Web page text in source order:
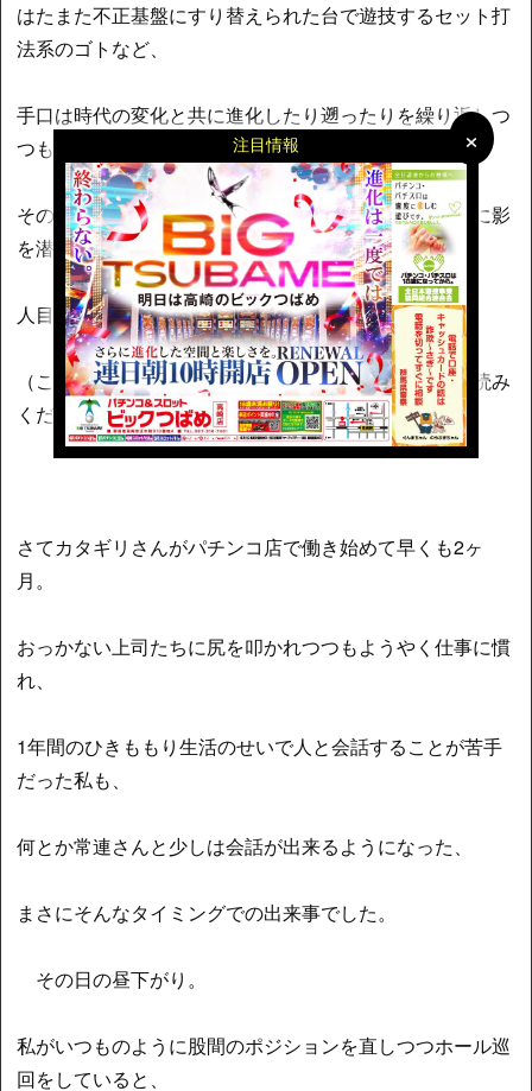
×
×
注目情報
はたまた不正基盤にすり替えられた台で遊技するセット打
法系のゴトなど、
手口は時代の変化と共に進化したり遡ったりを繰り返しつ
つも、
その存在は常にパチンコ業界が歩んできた歴史の裏側に影
を潜め、
人目を忍んで活動し続けてきたのである。
（ここまで、ドキュメント番組のナレーション風にお読み
ください）
さてカタギリさんがパチンコ店で働き始めて早くも2ヶ
月。
おっかない上司たちに尻を叩かれつつもようやく仕事に慣
れ、
1年間のひきももり生活のせいで人と会話することが苦手
だった私も、
何とか常連さんと少しは会話が出来るようになった、
まさにそんなタイミングでの出来事でした。
その日の昼下がり。
私がいつものように股間のポジションを直しつつホール巡
回をしていると、